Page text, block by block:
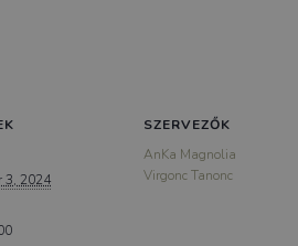
3, 2024
SZERVEZŐK
AnKa Magnolia
Virgonc Tanonc